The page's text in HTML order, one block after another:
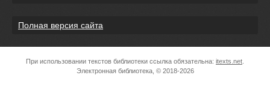
Полная версия сайта
При использовании текстов библиотеки ссылка обязательна: itexts.net
Электронная библиотека, © 2018-2026